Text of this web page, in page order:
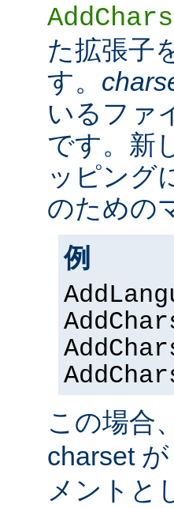
た拡張子
す。
いるファ
です。新
ッピング
のための
例
この場合
charset が
メントと